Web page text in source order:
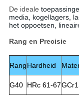
De ideale
media, kogellagers,
het oppoetsen,
Rang en Precisie
RangHardheid
G40 HRc 61-67